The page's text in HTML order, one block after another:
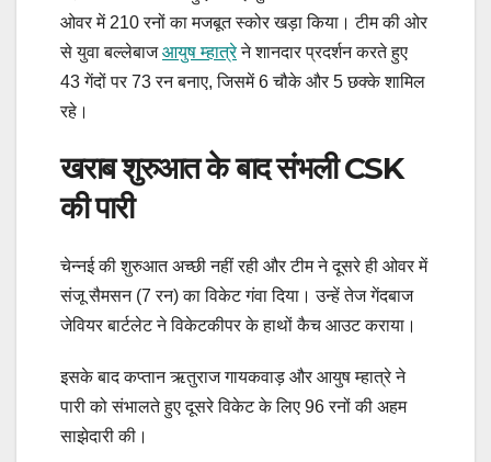
ओवर में 210 रनों का मजबूत स्कोर खड़ा किया। टीम की ओर
से युवा बल्लेबाजआयुष म्हात्रेने शानदार प्रदर्शन करते हुए
43 गेंदों पर 73 रन बनाए, जिसमें 6 चौके और 5 छक्के शामिल
रहे।
खराब शुरुआत के बाद संभली CSK
की पारी
चेन्नई की शुरुआत अच्छी नहीं रही और टीम ने दूसरे ही ओवर में
संजू सैमसन (7 रन) का विकेट गंवा दिया। उन्हें तेज गेंदबाज
जेवियर बार्टलेट ने विकेटकीपर के हाथों कैच आउट कराया।
इसके बाद कप्तान ऋतुराज गायकवाड़ और आयुष म्हात्रे ने
पारी को संभालते हुए दूसरे विकेट के लिए 96 रनों की अहम
साझेदारी की।